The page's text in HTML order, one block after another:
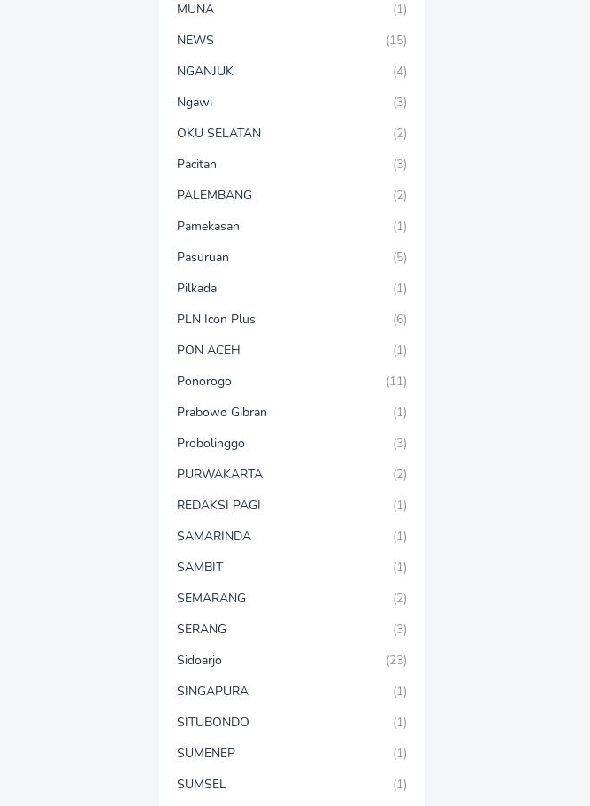
MUNA
(1)
NEWS
(15)
NGANJUK
(4)
Ngawi
(3)
OKU SELATAN
(2)
Pacitan
(3)
PALEMBANG
(2)
Pamekasan
(1)
Pasuruan
(5)
Pilkada
(1)
PLN Icon Plus
(6)
PON ACEH
(1)
Ponorogo
(11)
Prabowo Gibran
(1)
Probolinggo
(3)
PURWAKARTA
(2)
REDAKSI PAGI
(1)
SAMARINDA
(1)
SAMBIT
(1)
SEMARANG
(2)
SERANG
(3)
Sidoarjo
(23)
SINGAPURA
(1)
SITUBONDO
(1)
SUMENEP
(1)
SUMSEL
(1)